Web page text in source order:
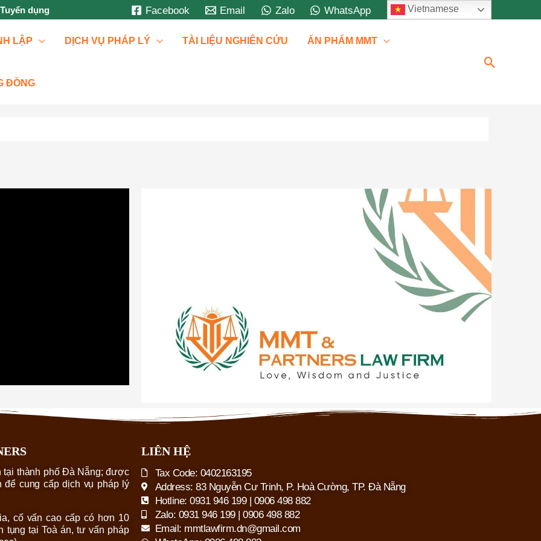
Tuyển dụng Facebook Email Zalo WhatsApp Vietnamese
LẬP DỊCH VỤ PHÁP LÝ TÀI LIỆU NGHIÊN CỨU ẤN PHẨM MMT
ĐỒNG
Tìm
thành phố Đà Nẵng; được
để cung cấp dịch vụ pháp lý
cố vấn cao cấp có hơn 10
tụng tại Toà án, tư vấn pháp
LIÊN HỆ
Tax Code: 0402163195
Address: 83 Nguyễn Cư Trinh, P. Hoà Cường, TP. Đà Nẵng
Hotline: 0931 946 199 | 0906 498 882
Zalo: 0931 946 199 | 0906 498 882
Email: mmtlawfirm.dn@gmail.com